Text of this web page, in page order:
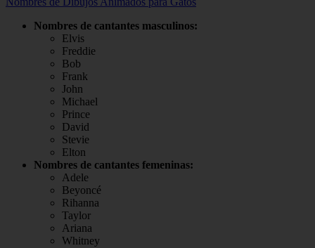
Nombres de cantantes masculinos:
Elvis
Freddie
Bob
Frank
John
Michael
Prince
David
Stevie
Elton
Nombres de cantantes femeninas:
Adele
Beyoncé
Rihanna
Taylor
Ariana
Whitney